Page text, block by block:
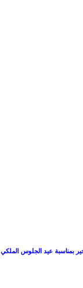
بمناسبة عيد الجلوس الملكي